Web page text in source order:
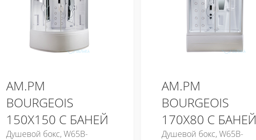
AM.PM
BOURGEOIS
150X150 С БАНЕЙ
Душевой бокс, W65B-
AM.PM
BOURGEOIS
170X80 С БАНЕЙ
Душевой бокс, W65B-